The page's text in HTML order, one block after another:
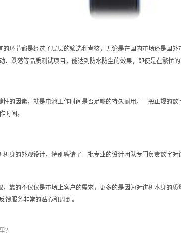
环节都是经过了层层的筛选和考核，无论是在国内市场还是国
跌落等品质测试项目，能达到防水防尘的效果，即使是在繁忙
的因素，就是电池工作时间是否足够的持久耐用。一般正规的
时间。
身的外观设计，特别聘请了一批专业的设计团队专门负责数字
靠的不仅仅是市场上客户的需求，更多的是因为对讲机本身的
馈服务非常的贴心和周到。
？